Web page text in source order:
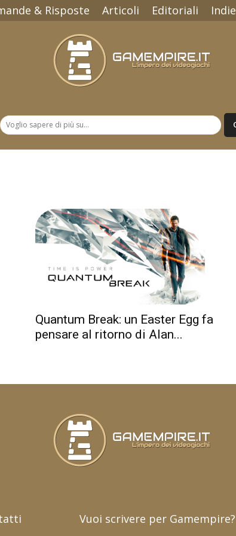
& Risposte Articoli Editoriali Indie
Quantum Break: un Easter Egg fa
pensare al ritorno di Alan...
Vuoi scrivere per Gamempire?